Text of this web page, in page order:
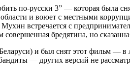
по-русски 3” — которая была
и воюет с местными
встречается с
бредятина, но
и был снят этот фильм — в
— других версий не